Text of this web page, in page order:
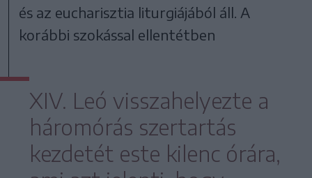
és az eucharisztia liturgiájából áll. A
korábbi szokással ellentétben
XIV. Leó visszahelyezte a
háromórás szertartás
kezdetét este kilenc órára,